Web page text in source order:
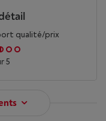
qualité/prix
5